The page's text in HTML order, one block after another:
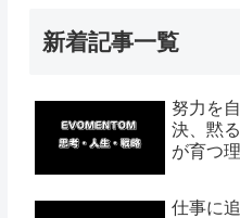
新着記事一覧
努力を
決、黙
が育つ
仕事に